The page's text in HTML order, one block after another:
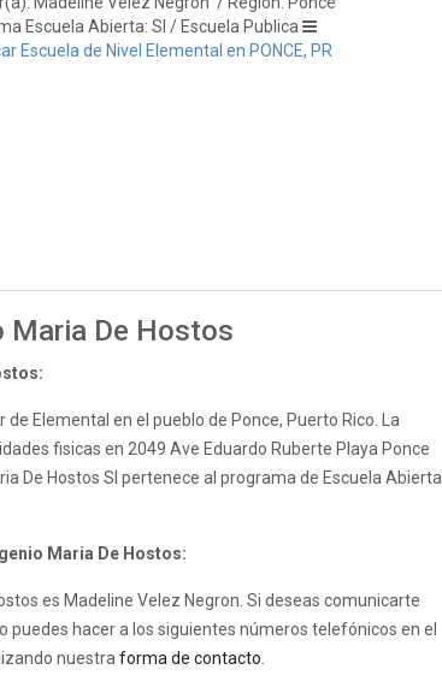
Escuela Abierta: SI / Escuela Publica
Escuela de Nivel Elemental en PONCE, PR
Maria De Hostos
de Elemental en el pueblo de Ponce, Puerto Rico. La
fisicas en 2049 Ave Eduardo Ruberte Playa Ponce
De Hostos SI pertenece al programa de Escuela Abierta
Maria De Hostos:
es Madeline Velez Negron. Si deseas comunicarte
puedes hacer a los siguientes números telefónicos en el
nuestra forma de contacto